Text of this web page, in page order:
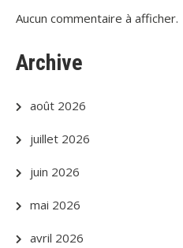
Aucun commentaire à afficher.
Archive
août 2026
juillet 2026
juin 2026
mai 2026
avril 2026